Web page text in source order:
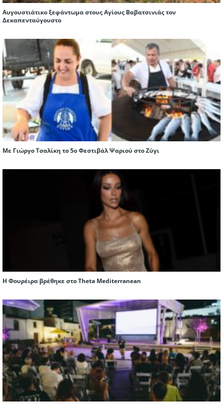
Αυγουστιάτικο ξεφάντωμα στους Αγίους Βαβατσινιάς τον
Δεκαπενταύγουστο
Με Γιώργο Τσαλίκη το 5ο Φεστιβάλ Ψαριού στο Ζύγι
Η Φουρέιρα βρέθηκε στο Theta Mediterranean